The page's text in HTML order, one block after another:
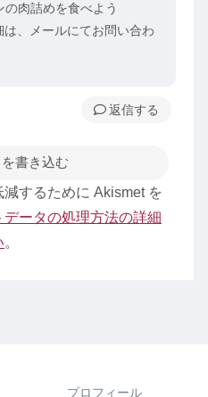
肉詰めを食べよう
、メールにてお問い合わ
返信
書き込む
するために Akismet を
データの処理方法の詳細
。
プロフィール